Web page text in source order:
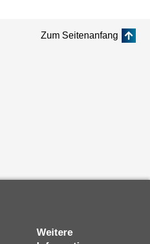
Zum Seitenanfang
Weitere